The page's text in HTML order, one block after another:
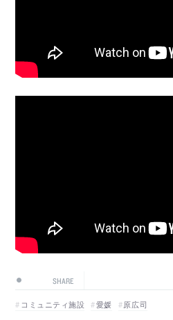
SHARE
コミュニティ施設 愛媛 原広司